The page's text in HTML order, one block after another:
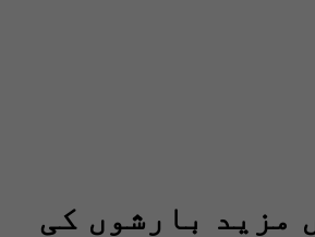
مزید بارشوں کی